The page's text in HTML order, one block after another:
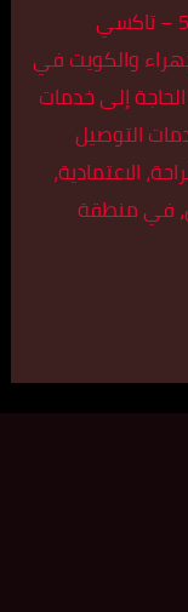
رقم تكسي الجهراء اتصل بنا 55179079 – تاكسي
والكويت في
إلى خدمات
التوصيل
الاعتمادية،
في منطقة